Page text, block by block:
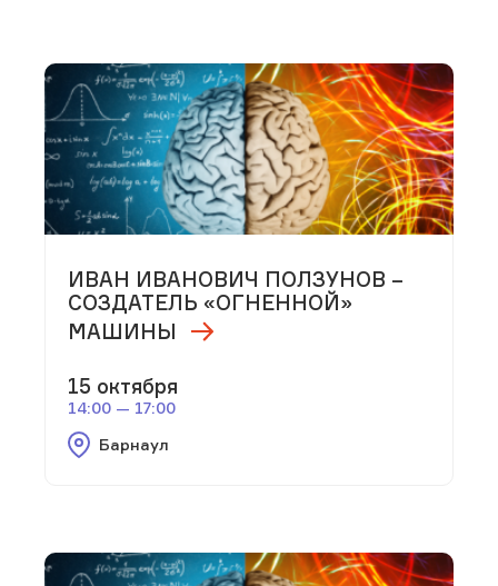
ИВАН ИВАНОВИЧ ПОЛЗУНОВ –
СОЗДАТЕЛЬ «ОГНЕННОЙ»
МАШИНЫ
15 октября
14:00 — 17:00
Барнаул